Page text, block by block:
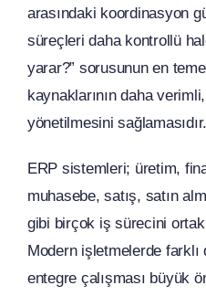
arasındaki koordinasyon
süreçleri daha kontrollü
yarar?” sorusunun en
kaynaklarının daha
yönetilmesini sağlamasıdır.
ERP sistemleri; üretim,
muhasebe, satış, satın
gibi birçok iş sürecini
Modern işletmelerde
entegre çalışması büyük